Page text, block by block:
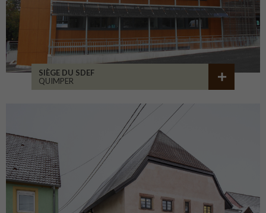
SIÈGE DU SDEF
QUIMPER